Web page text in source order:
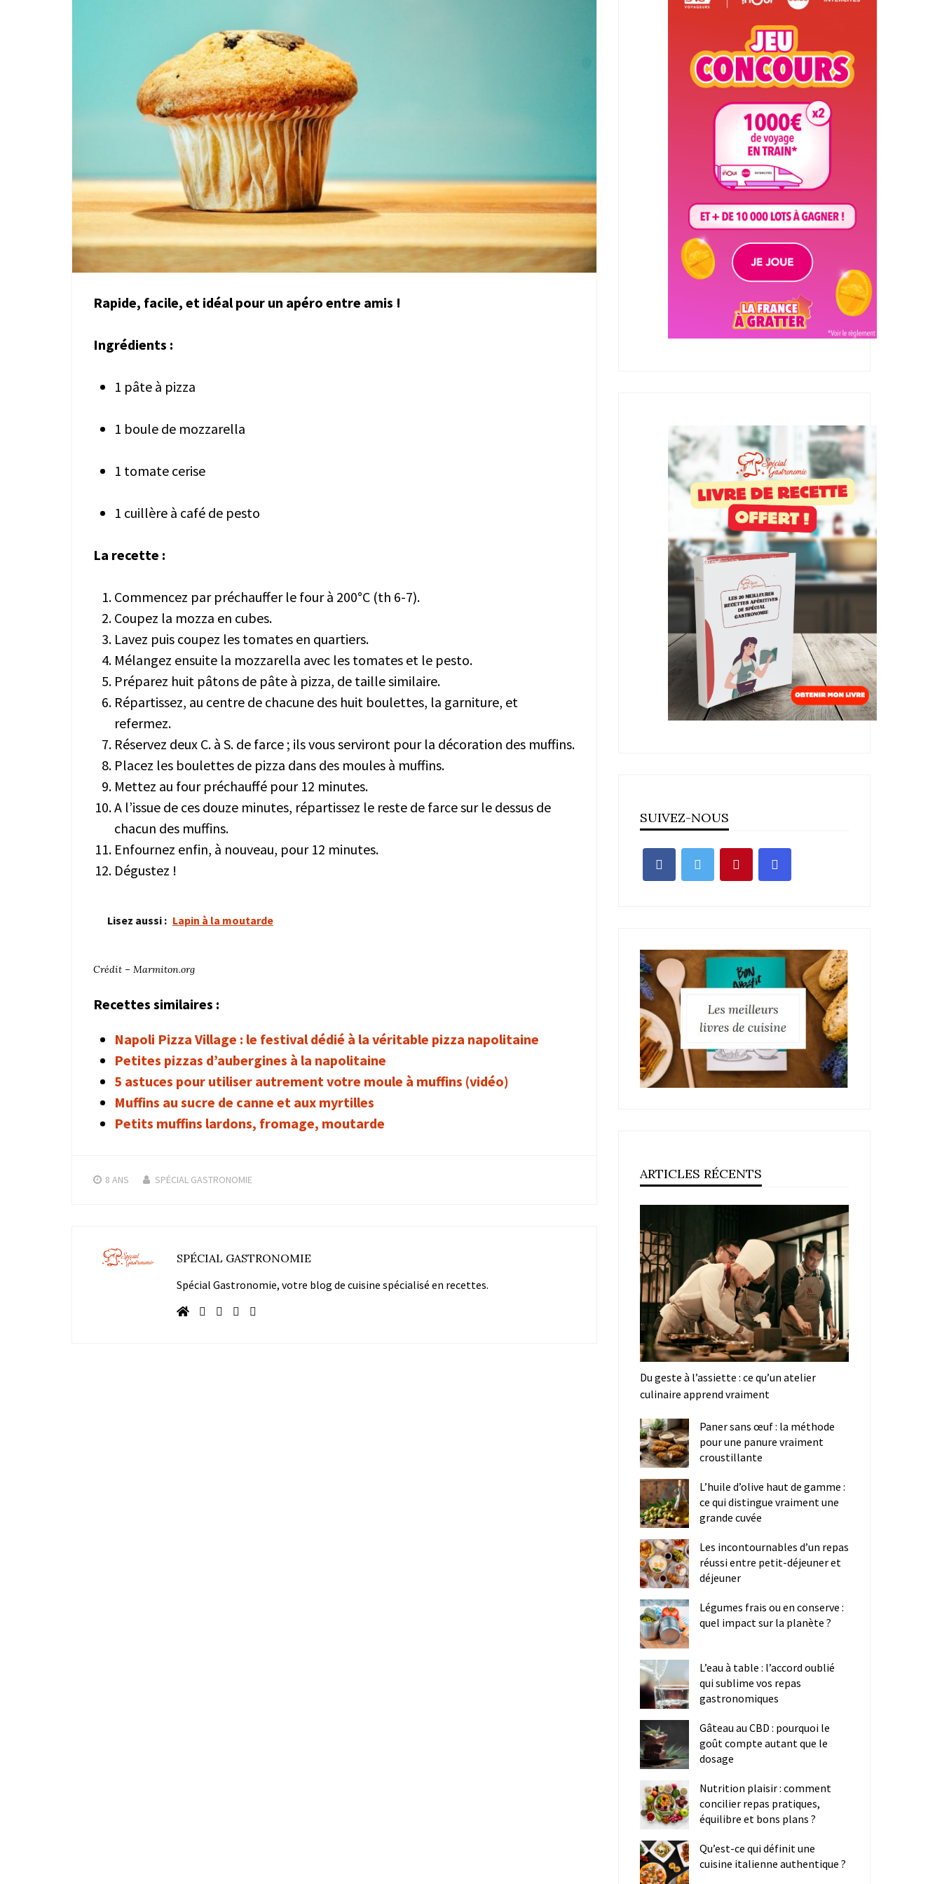
Rapide, facile, et idéal pour un apéro entre amis !
Ingrédients :
1 pâte à pizza
1 boule de mozzarella
1 tomate cerise
1 cuillère à café de pesto
La recette :
Commencez par préchauffer le four à 200°C (th 6-7).
Coupez la mozza en cubes.
Lavez puis coupez les tomates en quartiers.
Mélangez ensuite la mozzarella avec les tomates et le pesto.
Préparez huit pâtons de pâte à pizza, de taille similaire.
Répartissez, au centre de chacune des huit boulettes, la garniture, et
refermez.
Réservez deux C. à S. de farce ; ils vous serviront pour la décoration des muffins.
Placez les boulettes de pizza dans des moules à muffins.
Mettez au four préchauffé pour 12 minutes.
A l’issue de ces douze minutes, répartissez le reste de farce sur le dessus de
chacun des muffins.
Enfournez enfin, à nouveau, pour 12 minutes.
Dégustez !
Lisez aussi : Lapin à la moutarde
Crédit – Marmiton.org
Recettes similaires :
Napoli Pizza Village : le festival dédié à la véritable pizza napolitaine
Petites pizzas d’aubergines à la napolitaine
5 astuces pour utiliser autrement votre moule à muffins (vidéo)
Muffins au sucre de canne et aux myrtilles
Petits muffins lardons, fromage, moutarde
8 ANS SPÉCIAL GASTRONOMIE
SPÉCIAL GASTRONOMIE
Spécial Gastronomie, votre blog de cuisine spécialisé en recettes.
SUIVEZ-NOUS
ARTICLES RÉCENTS
Du geste à l’assiette : ce qu’un atelier
culinaire apprend vraiment
Paner sans œuf : la méthode
pour une panure vraiment
croustillante
L’huile d’olive haut de gamme :
ce qui distingue vraiment une
grande cuvée
Les incontournables d’un repas
réussi entre petit-déjeuner et
déjeuner
Légumes frais ou en conserve :
quel impact sur la planète ?
L’eau à table : l’accord oublié
qui sublime vos repas
gastronomiques
Gâteau au CBD : pourquoi le
goût compte autant que le
dosage
Nutrition plaisir : comment
concilier repas pratiques,
équilibre et bons plans ?
Qu’est-ce qui définit une
cuisine italienne authentique ?